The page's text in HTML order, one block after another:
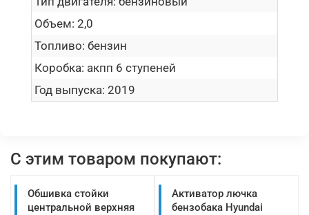
Объем: 2,0
Топливо: бензин
Коробка: акпп 6 ступеней
Год выпуска: 2019
С этим товаром покупают:
Обшивка стойки
центральной верхняя
Активатор лючка
бензобака Hyundai